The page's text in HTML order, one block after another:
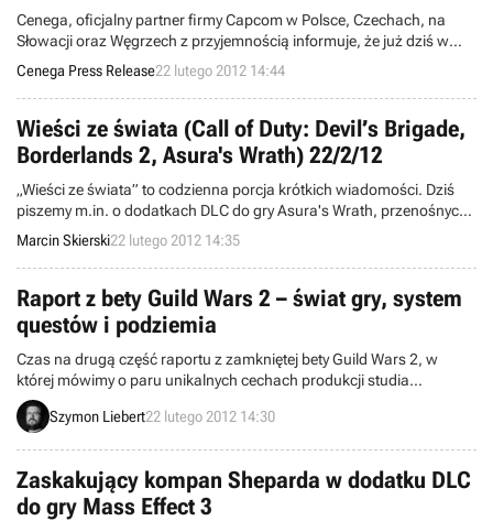
Cenega, oficjalny partner firmy Capcom w Polsce, Czechach, na
Słowacji oraz Węgrzech z przyjemnością informuje, że już dziś w
sklepach w całej Polsce dostępna jest gra Ultimate Marvel® vs.
Capcom® 3 w wersji na konsolę PlayStation Vita.
Cenega Press Release22 lutego 2012 14:44
Wieści ze świata (Call of Duty: Devil’s Brigade,
Borderlands 2, Asura's Wrath) 22/2/12
„Wieści ze świata” to codzienna porcja krótkich wiadomości. Dziś
piszemy m.in. o dodatkach DLC do gry Asura's Wrath, przenośnych
wersjach Borderlands 2 oraz The Simpsons: Tapped Out,
aktualizacji usługi Call of Duty Elite oraz skasowanym projekcie Call
of Duty: Devil’s Brigade.
Marcin Skierski22 lutego 2012 14:35
Raport z bety Guild Wars 2 – świat gry, system
questów i podziemia
Czas na drugą część raportu z zamkniętej bety Guild Wars 2, w
której mówimy o paru unikalnych cechach produkcji studia
ArenaNet: konstrukcji świata gry, dynamicznym systemie zadań oraz
podziemiach.
Szymon Liebert22 lutego 2012 14:30
Zaskakujący kompan Sheparda w dodatku DLC
do gry Mass Effect 3